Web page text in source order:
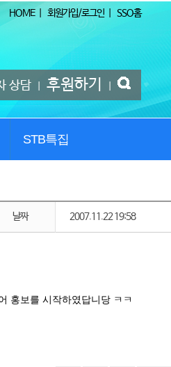
HOME| 회원가입/로그인 SSO홈
상담 후원하기
STB특집
날짜 2007.11.22 19:58
홍보를 시작하였답니당 ㅋㅋ